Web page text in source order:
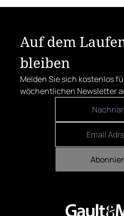
Auf dem
bleiben
Melden Sie sich kostenlos
wöchentlichen Newsletter